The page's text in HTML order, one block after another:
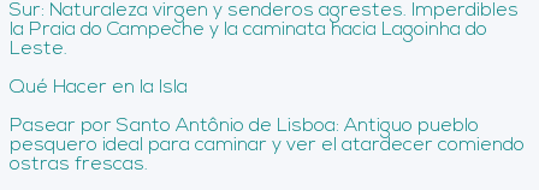
Sur: Naturaleza virgen y senderos agrestes. Imperdibles
la Praia do Campeche y la caminata hacia Lagoinha do
Leste.
Qué Hacer en la Isla
Pasear por Santo Antônio de Lisboa: Antiguo pueblo
pesquero ideal para caminar y ver el atardecer comiendo
ostras frescas.